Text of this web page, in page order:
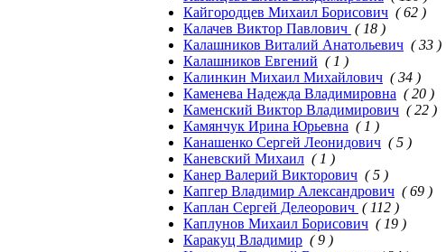
Кайгородцев Михаил Борисович ( 62 )
Калачев Виктор Павлович ( 18 )
Калашников Виталий Анатольевич ( 33 )
Калашников Евгений ( 1 )
Калинкин Михаил Михайлович ( 34 )
Каменева Надежда Владимировна ( 20 )
Каменский Виктор Владимирович ( 22 )
Камянчук Ирина Юрьевна ( 1 )
Канашенко Сергей Леонидович ( 5 )
Каневский Михаил ( 1 )
Канер Валерий Викторович ( 5 )
Капгер Владимир Александрович ( 69 )
Каплан Сергей Делеорович ( 112 )
Каплунов Михаил Борисович ( 19 )
Каракуц Владимир ( 9 )